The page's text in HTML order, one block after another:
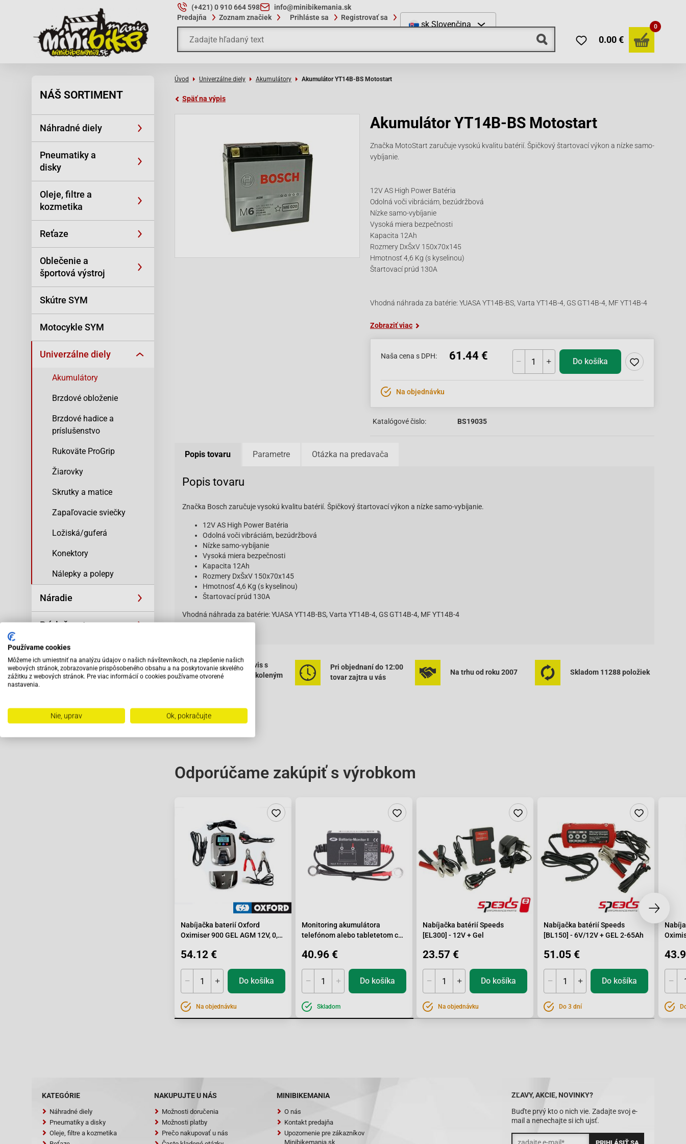
(+421) 0 910 664 598
info@minibikemania.sk
Predajňa
Zoznam značiek Prihláste sa Registrovať sa
sk Slovenčina
0.00 €
0
NÁŠ SORTIMENT
Náhradné diely
Pneumatiky a
disky
Oleje, filtre a
kozmetika
Reťaze
Oblečenie a
športová výstroj
Skútre SYM
Motocykle SYM
Univerzálne diely
Akumulátory
Brzdové obloženie
Brzdové hadice a
príslušenstvo
Rukoväte ProGrip
Žiarovky
Skrutky a matice
Zapaľovacie sviečky
Ložiská/guferá
Konektory
Nálepky a polepy
Náradie
Príslušenstvo
Výpredaj
Úvod Univerzálne diely Akumulátory Akumulátor YT14B-BS Motostart
Späť na výpis
Akumulátor YT14B-BS Motostart
Značka MotoStart zaručuje vysokú kvalitu batérií. Špičkový štartovací výkon a nízke samo-
vybíjanie.
12V AS High Power Batéria
Odolná voči vibráciám, bezúdržbová
Nízke samo-vybíjanie
Vysoká miera bezpečnosti
Kapacita 12Ah
Rozmery DxŠxV 150x70x145
Hmotnosť 4,6 Kg (s kyselinou)
Štartovací prúd 130A
Vhodná náhrada za batérie: YUASA YT14B-BS, Varta YT14B-4, GS GT14B-4, MF YT14B-4
Zobraziť viac
Naša cena s DPH: 61.44 € Do košíka
Na objednávku
Katalógové čislo: BS19035
Popis tovaru Parametre Otázka na predavača
Popis tovaru
Značka Bosch zaručuje vysokú kvalitu batérií. Špičkový štartovací výkon a nízke samo-vybíjanie.
12V AS High Power Batéria
Odolná voči vibráciám, bezúdržbová
Nízke samo-vybíjanie
Vysoká miera bezpečnosti
Kapacita 12Ah
Rozmery DxŠxV 150x70x145
Hmotnosť 4,6 Kg (s kyselinou)
Štartovací prúd 130A
Vhodná náhrada za batérie: YUASA YT14B-BS, Varta YT14B-4, GS GT14B-4, MF YT14B-4
Vybavený servis s
odborným vyškoleným
Pri objednaní do 12:00
tovar zajtra u vás
Na trhu od roku 2007 Skladom 11288 položiek
Odporúčame zakúpiť s výrobkom
Nabíjačka baterií Oxford
Oximiser 900 GEL AGM 12V, 0,9
54.12 €
Do košíka
Na objednávku
Monitoring akumulátora
telefónom alebo tabletetom cez
40.96 €
Do košíka
Skladom
Nabíjačka batérií Speeds
[EL300] - 12V + Gel
23.57 €
Do košíka
Na objednávku
Nabíjačka batérií Speeds
[BL150] - 6V/12V + GEL 2-65Ah
51.05 €
Do košíka
Do 3 dní
Oximiser
ZĽAVY, AKCIE, NOVINKY?
Buďte prvý kto o nich vie. Zadajte svoj e-
mail a nenechajte si ich ujsť.
KATEGÓRIE
Náhradné diely
Pneumatiky a disky
Oleje, filtre a kozmetika
NAKUPUJTE U NÁS
Možnosti doručenia
Možnosti platby
Prečo nakupovať u nás
MINIBIKEMANIA
O nás
Kontakt predajňa
Upozornenie pre zákazníkov
Minibikemania.sk
Používame cookies
Môžeme ich umiestniť na analýzu údajov o našich návštevníkoch, na zlepšenie našich
webových stránok, zobrazovanie prispôsobeného obsahu a na poskytovanie skvelého
zážitku z webových stránok. Pre viac informácií o cookies používame otvorené
nastavenia.
Nie, uprav Ok, pokračujte